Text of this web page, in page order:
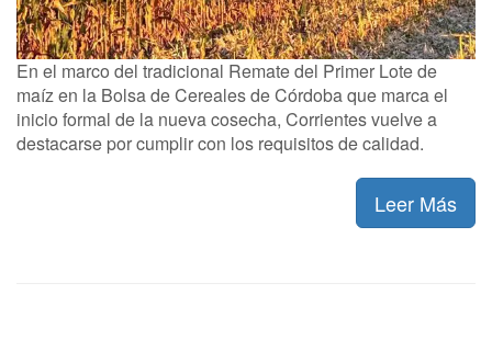
En el marco del tradicional Remate del Primer Lote de
maíz en la Bolsa de Cereales de Córdoba que marca el
inicio formal de la nueva cosecha, Corrientes vuelve a
destacarse por cumplir con los requisitos de calidad.
Leer Más